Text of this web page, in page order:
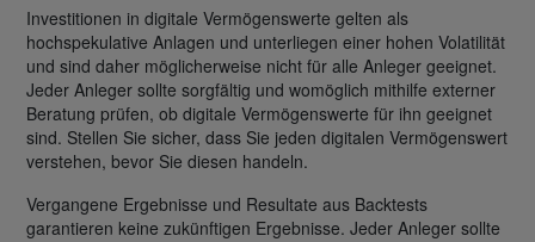
Investitionen in digitale Vermögenswerte gelten als
hochspekulative Anlagen und unterliegen einer hohen Volatilität
und sind daher möglicherweise nicht für alle Anleger geeignet.
Jeder Anleger sollte sorgfältig und womöglich mithilfe externer
Beratung prüfen, ob digitale Vermögenswerte für ihn geeignet
sind. Stellen Sie sicher, dass Sie jeden digitalen Vermögenswert
verstehen, bevor Sie diesen handeln.
Vergangene Ergebnisse und Resultate aus Backtests
garantieren keine zukünftigen Ergebnisse. Jeder Anleger sollte